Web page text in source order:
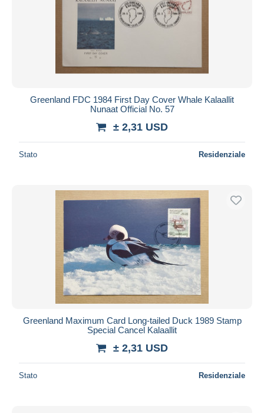
Greenland FDC 1984 First Day Cover Whale Kalaallit
Nunaat Official No. 57
± 2,31 USD
Stato Residenziale
Greenland Maximum Card Long-tailed Duck 1989 Stamp
Special Cancel Kalaallit
± 2,31 USD
Stato Residenziale